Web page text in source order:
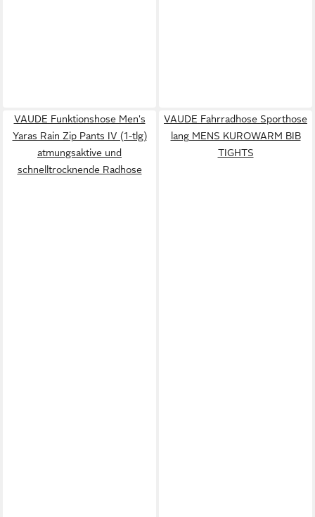
VAUDE Funktionshose Men's
Yaras Rain Zip Pants IV (1-tlg)
atmungsaktive und
schnelltrocknende Radhose
VAUDE Fahrradhose Sporthose
lang MENS KUROWARM BIB
TIGHTS